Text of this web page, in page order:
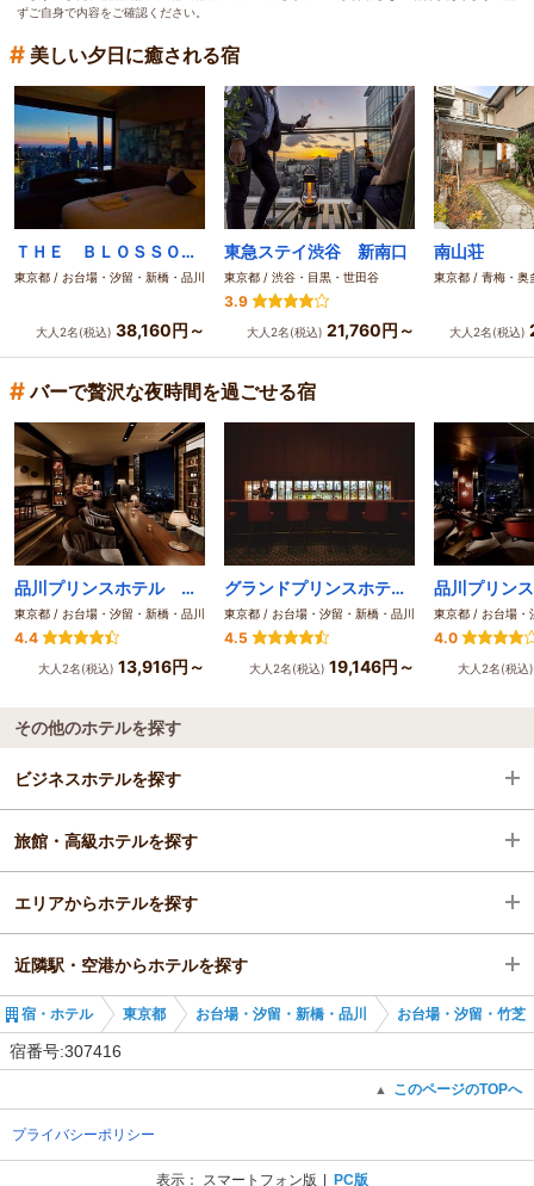
ずご自身で内容をご確認ください。
# 美しい夕日に癒される宿
ＴＨＥ ＢＬＯＳＳＯＭ ＨＩＢＩＹＡ
東京都 / お台場・汐留・新橋・品川
大人2名(税込) 38,160円～
東急ステイ渋谷 新南口
東京都 / 渋谷・目黒・世田谷
3.9
大人2名(税込) 21,760円～
南山荘
東京都 / 青梅・奥
大人2名(税込)
# バーで贅沢な夜時間を過ごせる宿
品川プリンスホテル Ｎタワー
東京都 / お台場・汐留・新橋・品川
4.4
大人2名(税込) 13,916円～
グランドプリンスホテル新高輪
東京都 / お台場・汐留・新橋・品川
4.5
大人2名(税込) 19,146円～
品川プリン
東京都 / お台場・
4.0
大人2名(税
その他のホテルを探す
ビジネスホテルを探す
東京都
お台場・汐留・新橋・品川
お台場・汐留・竹芝
市場前駅
旅館・高級ホテルを探す
東京都
エリアからホテルを探す
東京都
お台場・汐留・新橋・品川
近隣駅・空港からホテルを探す
市場前駅
宿・ホテル 東京都 お台場・汐留・新橋・品川 お台場・汐留・竹芝
宿番号:307416
▲ このページのTOPへ
プライバシーポリシー
表示： スマートフォン版 PC版